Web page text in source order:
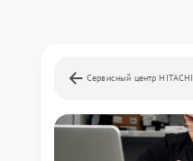
Сервисный центр HITACHI